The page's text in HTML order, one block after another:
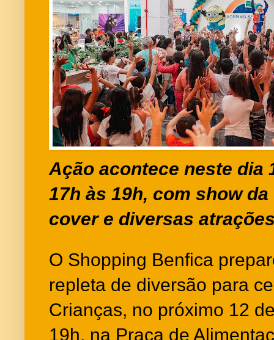
Ação acontece neste dia
17h às 19h, com show
cover e diversas
O Shopping Benfica
repleta de diversão para
Crianças, no próximo 12
19h, na Praça de